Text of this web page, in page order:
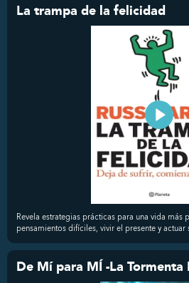
La trampa de la felicidad
Revela estrategias prácticas para una vida más
pensamientos difíciles, vivir el presente y actuar
De Mí para MÍ -La Tormenta